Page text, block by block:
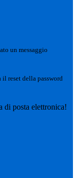
un messaggio
reset della password
di posta elettronica!